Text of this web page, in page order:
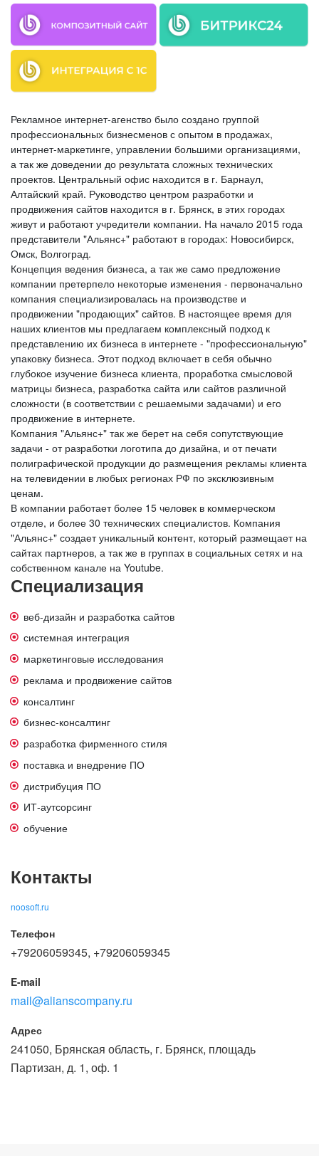
Рекламное интернет-агенство было создано группой
профессиональных бизнесменов с опытом в продажах,
интернет-маркетинге, управлении большими организациями,
а так же доведении до результата сложных технических
проектов. Центральный офис находится в г. Барнаул,
Алтайский край. Руководство центром разработки и
продвижения сайтов находится в г. Брянск, в этих городах
живут и работают учредители компании. На начало 2015 года
представители "Альянс+" работают в городах: Новосибирск,
Омск, Волгоград.
Концепция ведения бизнеса, а так же само предложение
компании претерпело некоторые изменения - первоначально
компания специализировалась на производстве и
продвижении "продающих" сайтов. В настоящее время для
наших клиентов мы предлагаем комплексный подход к
представлению их бизнеса в интернете - "профессиональную"
упаковку бизнеса. Этот подход включает в себя обычно
глубокое изучение бизнеса клиента, проработка смысловой
матрицы бизнеса, разработка сайта или сайтов различной
сложности (в соответствии с решаемыми задачами) и его
продвижение в интернете.
Компания "Альянс+" так же берет на себя сопутствующие
задачи - от разработки логотипа до дизайна, и от печати
полиграфической продукции до размещения рекламы клиента
на телевидении в любых регионах РФ по эксклюзивным
ценам.
В компании работает более 15 человек в коммерческом
отделе, и более 30 технических специалистов. Компания
"Альянс+" создает уникальный контент, который размещает на
сайтах партнеров, а так же в группах в социальных сетях и на
собственном канале на Youtube.
Специализация
веб-дизайн и разработка сайтов
системная интеграция
маркетинговые исследования
реклама и продвижение сайтов
консалтинг
бизнес-консалтинг
разработка фирменного стиля
поставка и внедрение ПО
дистрибуция ПО
ИТ-аутсорсинг
обучение
Контакты
noosoft.ru
Телефон
+79206059345, +79206059345
E-mail
mail@alianscompany.ru
Адрес
241050, Брянская область, г. Брянск, площадь
Партизан, д. 1, оф. 1